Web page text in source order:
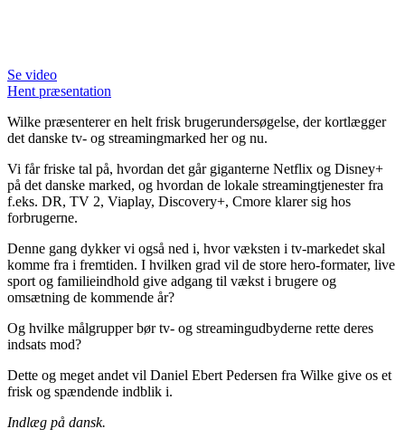
Se video
Hent præsentation
Wilke præsenterer en helt frisk brugerundersøgelse, der kortlægger
det danske tv- og streamingmarked her og nu.
Vi får friske tal på, hvordan det går giganterne Netflix og Disney+
på det danske marked, og hvordan de lokale streamingtjenester fra
f.eks. DR, TV 2, Viaplay, Discovery+, Cmore klarer sig hos
forbrugerne.
Denne gang dykker vi også ned i, hvor væksten i tv-markedet skal
komme fra i fremtiden. I hvilken grad vil de store hero-formater, live
sport og familieindhold give adgang til vækst i brugere og
omsætning de kommende år?
Og hvilke målgrupper bør tv- og streamingudbyderne rette deres
indsats mod?
Dette og meget andet vil Daniel Ebert Pedersen fra Wilke give os et
frisk og spændende indblik i.
Indlæg på dansk.